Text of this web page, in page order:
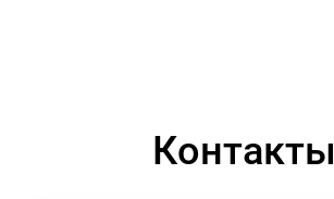
Контакты